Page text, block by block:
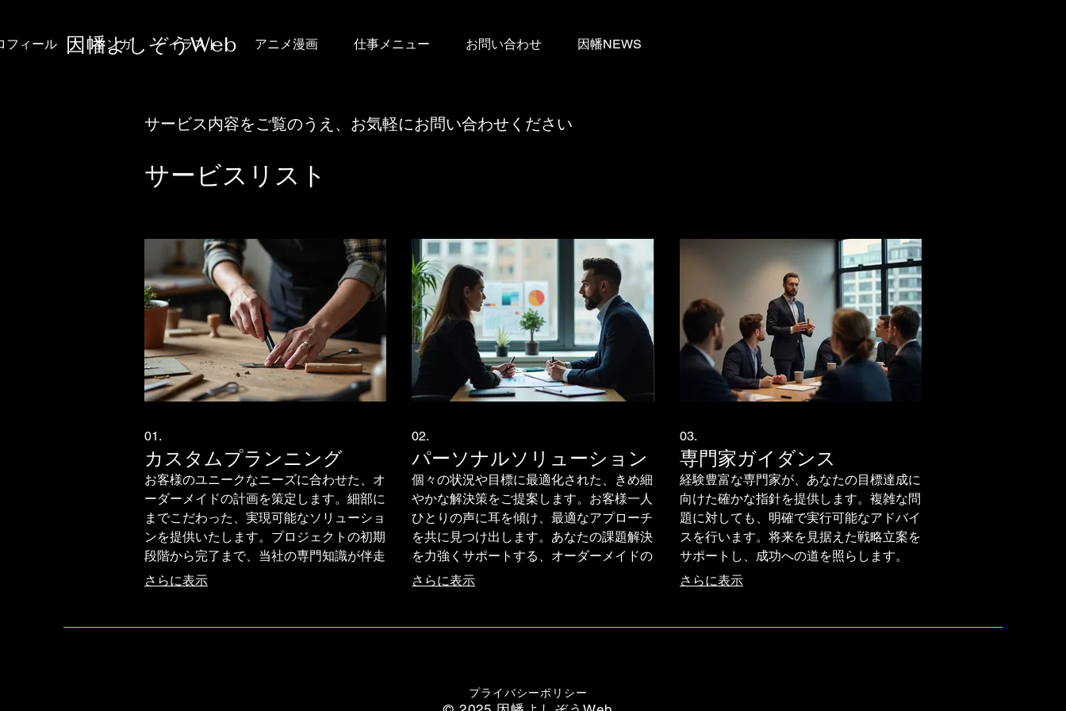
​因幡よしぞうWeb
フィール マンガ イラスト アニメ漫画 仕事メニュー お問い合わせ 因幡NEWS
サービス内容をご覧のうえ、お気軽にお問い合わせください
サービスリスト
01.
カスタムプランニング
お客様のユニークなニーズに合わせた、オ
ーダーメイドの計画を策定します。細部に
までこだわった、実現可能なソリューショ
ンを提供いたします。プロジェクトの初期
段階から完了まで、当社の専門知識が伴走
します。理想の成果を一緒に創り上げまし
さらに表示
02.
パーソナルソリューション
個々の状況や目標に最適化された、きめ細
やかな解決策をご提案します。お客様一人
ひとりの声に耳を傾け、最適なアプローチ
を共に見つけ出します。あなたの課題解決
を力強くサポートする、オーダーメイドの
サービスです。
さらに表示
03.
専門家ガイダンス
経験豊富な専門家が、あなたの目標達成に
向けた確かな指針を提供します。複雑な問
題に対しても、明確で実行可能なアドバイ
スを行います。将来を見据えた戦略立案を
サポートし、成功への道を照らします。
さらに表示
プライバシーポリシー